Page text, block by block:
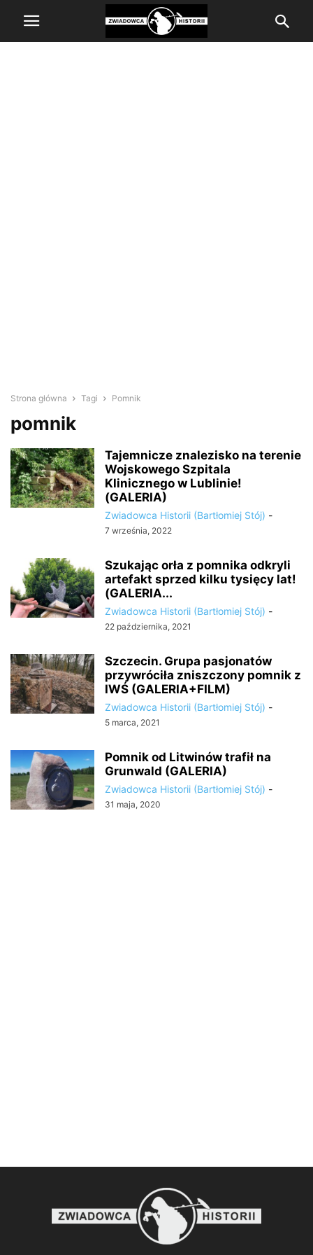
Strona główna Tagi Pomnik
pomnik
Tajemnicze znalezisko na terenie
Wojskowego Szpitala
Klinicznego w Lublinie!
(GALERIA)
Zwiadowca Historii (Bartłomiej Stój) -
7 września, 2022
Szukając orła z pomnika odkryli
artefakt sprzed kilku tysięcy lat!
(GALERIA...
Zwiadowca Historii (Bartłomiej Stój) -
22 października, 2021
Szczecin. Grupa pasjonatów
przywróciła zniszczony pomnik z
IWŚ (GALERIA+FILM)
Zwiadowca Historii (Bartłomiej Stój) -
5 marca, 2021
Pomnik od Litwinów trafił na
Grunwald (GALERIA)
Zwiadowca Historii (Bartłomiej Stój) -
31 maja, 2020